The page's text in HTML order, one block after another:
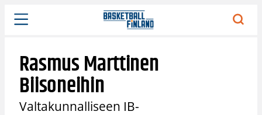
Siirry
sisältöön
Rasmus Marttinen
Biisoneihin
Valtakunnalliseen IB-